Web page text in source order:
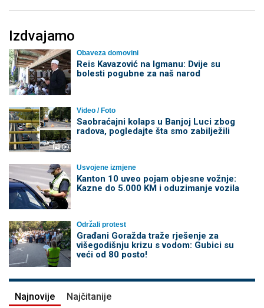
Izdvajamo
Obaveza domovini
Reis Kavazović na Igmanu: Dvije su
bolesti pogubne za naš narod
Video / Foto
Saobraćajni kolaps u Banjoj Luci zbog
radova, pogledajte šta smo zabilježili
Usvojene izmjene
Kanton 10 uveo pojam objesne vožnje:
Kazne do 5.000 KM i oduzimanje vozila
Održali protest
Građani Goražda traže rješenje za
višegodišnju krizu s vodom: Gubici su
veći od 80 posto!
Najnovije Najčitanije